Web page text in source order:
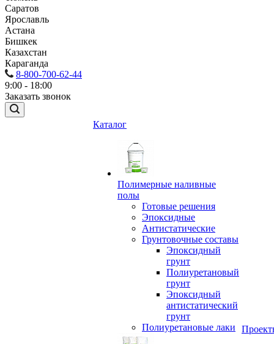
Саратов
Ярославль
Астана
Бишкек
Казахстан
Караганда
8-800-700-62-44
9:00 - 18:00
Заказать звонок
Каталог
Полимерные наливные
полы
Готовые решения
Эпоксидные
Антистатические
Грунтовочные составы
Эпоксидный
грунт
Полиуретановый
грунт
Эпоксидный
антистатический
грунт
Полиуретановые лаки